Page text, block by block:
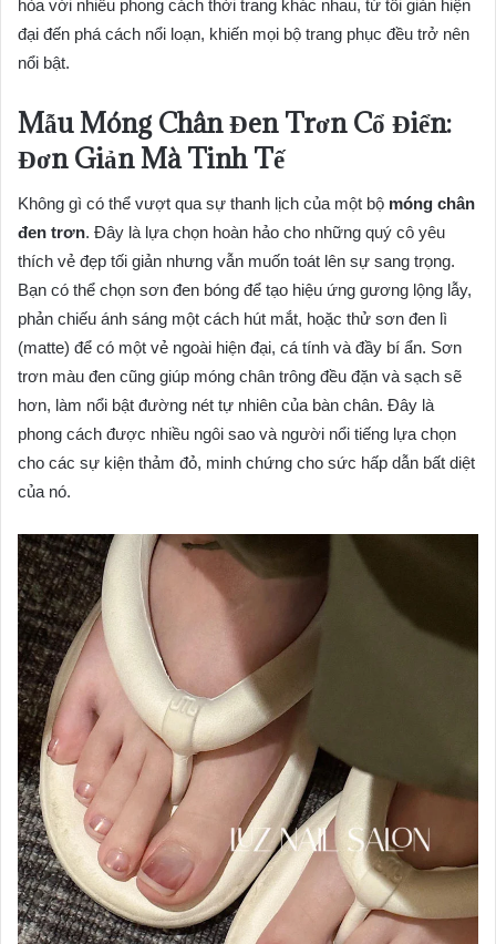
hòa với nhiều phong cách thời trang khác nhau, từ tối giản hiện
đại đến phá cách nổi loạn, khiến mọi bộ trang phục đều trở nên
nổi bật.
Mẫu Móng Chân Đen Trơn Cổ Điển:
Đơn Giản Mà Tinh Tế
Không gì có thể vượt qua sự thanh lịch của một bộ móng chân
đen trơn. Đây là lựa chọn hoàn hảo cho những quý cô yêu
thích vẻ đẹp tối giản nhưng vẫn muốn toát lên sự sang trọng.
Bạn có thể chọn sơn đen bóng để tạo hiệu ứng gương lộng lẫy,
phản chiếu ánh sáng một cách hút mắt, hoặc thử sơn đen lì
(matte) để có một vẻ ngoài hiện đại, cá tính và đầy bí ẩn. Sơn
trơn màu đen cũng giúp móng chân trông đều đặn và sạch sẽ
hơn, làm nổi bật đường nét tự nhiên của bàn chân. Đây là
phong cách được nhiều ngôi sao và người nổi tiếng lựa chọn
cho các sự kiện thảm đỏ, minh chứng cho sức hấp dẫn bất diệt
của nó.